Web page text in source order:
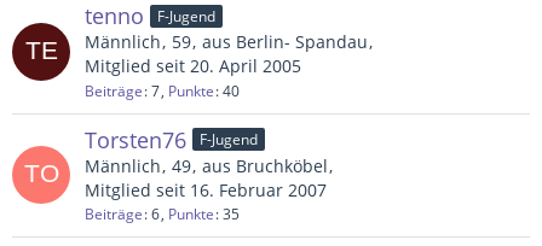
tenno F-Jugend
Männlich 59 aus Berlin- Spandau
Mitglied seit 20. April 2005
Beiträge 7 Punkte 40
Torsten76 F-Jugend
Männlich 49 aus Bruchköbel
Mitglied seit 16. Februar 2007
Beiträge 6 Punkte 35